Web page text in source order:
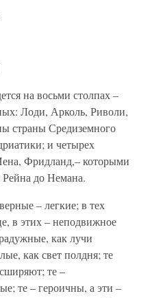
на восьми столпах –
Лоди, Арколь, Риволи,
страны Средиземного
и четырех
Фридланд,– которыми
Рейна до Немана.
– легкие; в тех
в этих – неподвижное
как лучи
как свет полдня; те
те –
те – героичны, а эти –